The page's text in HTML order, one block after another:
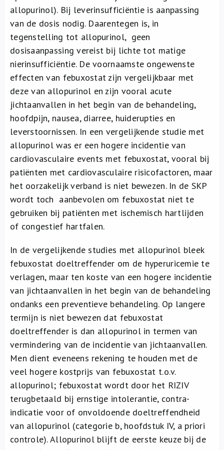
allopurinol). Bij leverinsufficiëntie is aanpassing
van de dosis nodig. Daarentegen is, in
tegenstelling tot allopurinol, geen
dosisaanpassing vereist bij lichte tot matige
nierinsufficiëntie. De voornaamste ongewenste
effecten van febuxostat zijn vergelijkbaar met
deze van allopurinol en zijn vooral acute
jichtaanvallen in het begin van de behandeling,
hoofdpijn, nausea, diarree, huiderupties en
leverstoornissen. In een vergelijkende studie met
allopurinol was er een hogere incidentie van
cardiovasculaire events met febuxostat, vooral bij
patiënten met cardiovasculaire risicofactoren, maar
het oorzakelijk verband is niet bewezen. In de SKP
wordt toch aanbevolen om febuxostat niet te
gebruiken bij patiënten met ischemisch hartlijden
of congestief hartfalen.
In de vergelijkende studies met allopurinol bleek
febuxostat doeltreffender om de hyperuricemie te
verlagen, maar ten koste van een hogere incidentie
van jichtaanvallen in het begin van de behandeling
ondanks een preventieve behandeling. Op langere
termijn is niet bewezen dat febuxostat
doeltreffender is dan allopurinol in termen van
vermindering van de incidentie van jichtaanvallen.
Men dient eveneens rekening te houden met de
veel hogere kostprijs van febuxostat t.o.v.
allopurinol; febuxostat wordt door het RIZIV
terugbetaald bij ernstige intolerantie, contra-
indicatie voor of onvoldoende doeltreffendheid
van allopurinol (categorie b, hoofdstuk IV, a priori
controle). Allopurinol blijft de eerste keuze bij de